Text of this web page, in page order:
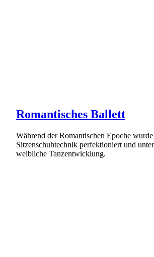
Romantisches Ballett
Während der Romantischen Epoche
Sitzenschuhtechnik perfektioniert und
weibliche Tanzentwicklung.